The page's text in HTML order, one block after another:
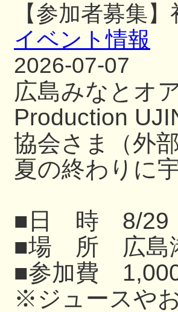
【参加者募集
イベント情報
2026-07-07
広島みなとオ
Production
協会さま（外
夏の終わりに
■日 時 8/29
■場 所 広島
■参加費
※ジュースや